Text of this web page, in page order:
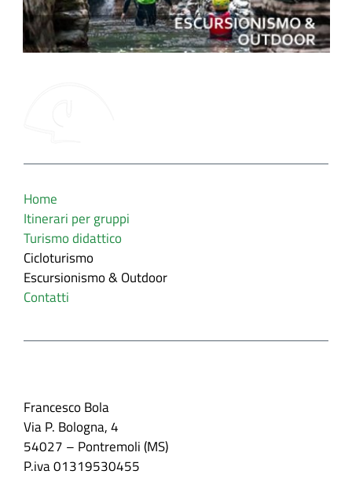
Home
Itinerari per gruppi
Turismo didattico
Cicloturismo
Escursionismo & Outdoor
Contatti
Francesco Bola
Via P. Bologna, 4
54027 – Pontremoli (MS)
P.iva 01319530455